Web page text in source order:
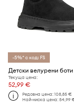
-5%* с код: FS
Текуща цена:
52,99 €
Редовна цена:108,85 €
Най-ниска цена:54,99